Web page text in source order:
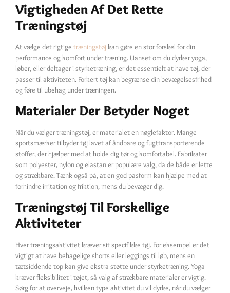
Vigtigheden Af Det Rette
Træningstøj
At vælge det rigtige træningstøj kan gøre en stor forskel for din
performance og komfort under træning. Uanset om du dyrker yoga,
løber, eller deltager i styrketræning, er det essentielt at have tøj, der
passer til aktiviteten. Forkert tøj kan begrænse din bevægelsesfrihed
og føre til ubehag under træningen.
Materialer Der Betyder Noget
Når du vælger træningstøj, er materialet en nøglefaktor. Mange
sportsmærker tilbyder tøj lavet af åndbare og fugttransporterende
stoffer, der hjælper med at holde dig tør og komfortabel. Fabrikater
som polyester, nylon og elastan er populære valg, da de både er lette
og strækbare. Tænk også på, at en god pasform kan hjælpe med at
forhindre irritation og friktion, mens du bevæger dig.
Træningstøj Til Forskellige
Aktiviteter
Hver træningsaktivitet kræver sit specifikke tøj. For eksempel er det
vigtigt at have behagelige shorts eller leggings til løb, mens en
tætsiddende top kan give ekstra støtte under styrketræning. Yoga
kræver fleksibilitet i tøjet, så valg af strækbare materialer er vigtig.
Sørg for at overveje, hvilken type aktivitet du vil dyrke, når du vælger